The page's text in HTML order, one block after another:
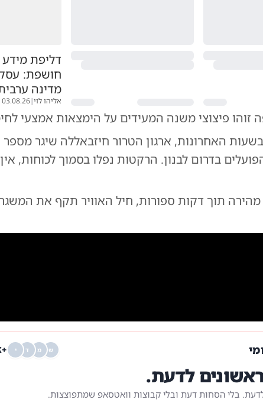
דליפת
חושפת:
מדינה
אליהו לוי|
03.08.26
זוהו פיצוצי משנה המעידים על הימצאות אמצעי
האחרונות, ארגון הטרור חיזבאללה שיגר
בדרום לבנון. הרקטות נפלו בסמוך לכוחות,
תוך דקות ספורות, חיל האוויר תקף את המשגר
צילום:
ש מ ד י +68K
לדעת.
בלי הסחות דעת ובלי קבוצות וואטסאפ שמתפוצצות.